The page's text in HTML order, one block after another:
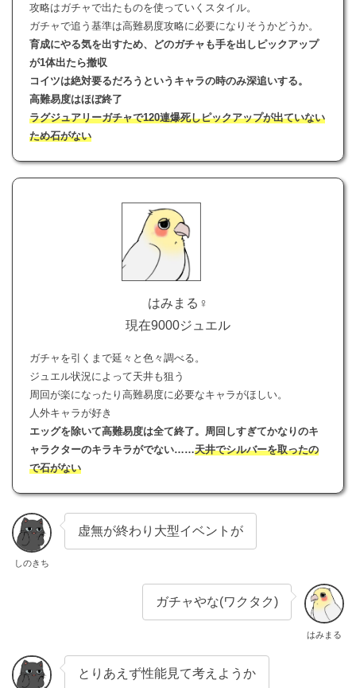
攻略はガチャで出たものを使っていくスタイル。
ガチャで追う基準は高難易度攻略に必要になりそうかどうか。
育成にやる気を出すため、どのガチャも手を出しピックアップ
が1体出たら撤収
コイツは絶対要るだろうというキャラの時のみ深追いする。
高難易度はほぼ終了
ラグジュアリーガチャで120連爆死しピックアップが出ていない
ため石がない
はみまる♀
現在9000ジュエル
ガチャを引くまで延々と色々調べる。
ジュエル状況によって天井も狙う
周回が楽になったり高難易度に必要なキャラがほしい。
人外キャラが好き
エッグを除いて高難易度は全て終了。周回しすぎてかなりのキ
ャラクターのキラキラがでない……天井でシルバーを取ったの
で石がない
しのきち
虚無が終わり大型イベントが
はみまる
ガチャやな(ワクタク)
とりあえず性能見て考えようか